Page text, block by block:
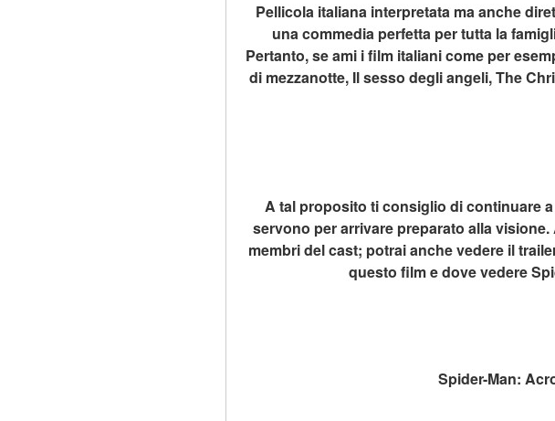
Pellicola italiana interpretata ma anche
una commedia perfetta per tutta la
Pertanto, se ami i film italiani come per
di mezzanotte, Il sesso degli angeli, The
A tal proposito ti consiglio di continuare
servono per arrivare preparato alla
membri del cast; potrai anche vedere il
questo film e dove vedere
Spider-Man: